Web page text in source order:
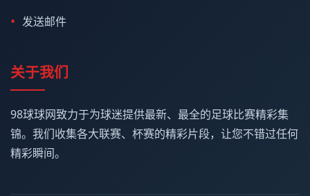
发送邮件
关于我们
98球球网致力于为球迷提供最新、最全的足球比赛精彩集
锦。我们收集各大联赛、杯赛的精彩片段，让您不错过任何
精彩瞬间。